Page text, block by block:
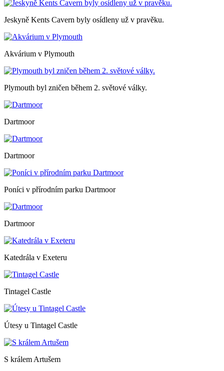
Jeskyně Kents Cavern byly osídleny už v pravěku.
Akvárium v Plymouth
Plymouth byl zničen během 2. světové války.
Dartmoor
Dartmoor
Poníci v přírodním parku Dartmoor
Dartmoor
Katedrála v Exeteru
Tintagel Castle
Útesy u Tintagel Castle
S králem Artušem